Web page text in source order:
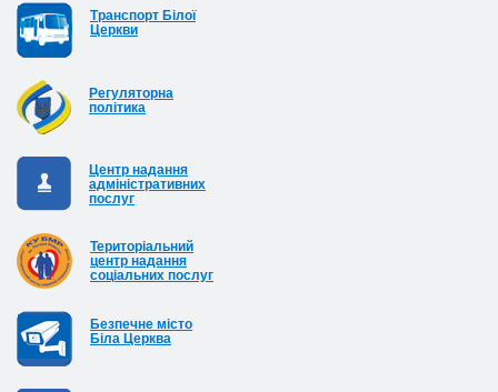
Транспорт Білої
Церкви
Регуляторна
політика
Центр надання
адміністративних
послуг
Територіальний
центр надання
соціальних послуг
Безпечне місто
Біла Церква